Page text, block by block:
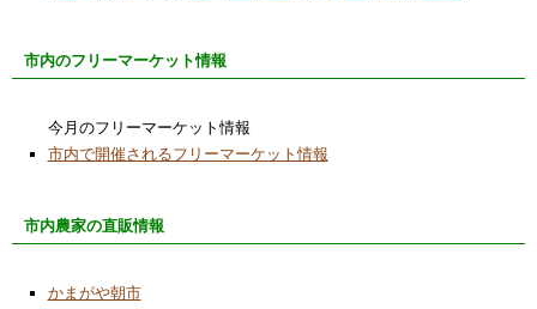
市内のフリーマーケット情報
今月のフリーマーケット情報
市内で開催されるフリーマーケット情報
市内農家の直販情報
かまがや朝市